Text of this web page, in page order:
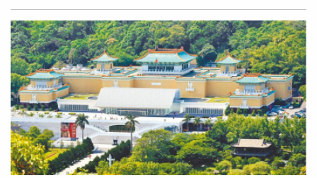
告，今起到4月30日為「Happy Hour」試營運，每天早上8
點至晚上10點都全面免費開放民眾體驗網球與匹克球運動快
感，也為4月份舉辦「匹克球活力競賽」造勢，歡迎各界踴
躍參與，詳情可看竹北市公所臉書或官網。
象，陸續到如今服務將近300位的輕、中、重度及極重度智
能障礙者、多重障礙者及自閉症患者等，目前服務的對象平
均年齡大約45歲，最高年齡者也已經超過70歲。基金會指
出，他們的服務對象大部分來自於貧困及弱勢的家庭，且提
供的是24小時全天候照顧服務，就是希望讓每位服務對象得
到適切及符合人性的照顧及教導，如今以「財團法人天主教
華光社會福利基金會」名義擴大服務範疇，也在2011年打
造「終身安養的家-由根山居」。然而，因應服務對象高齡
化，部分空間與建築需要優化，因此藉這次賣中秋禮盒的機
會籌措改建經費，希望讓大家吃得開心，基金會也能優化空